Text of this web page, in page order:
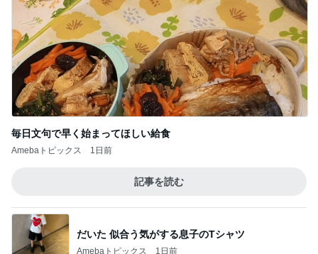
毎日文句で早く始まってほしい給食
Amebaトピックス 1日前
記事を読む
だいた 似合う気がする息子のTシャツ
Amebaトピックス 1日前